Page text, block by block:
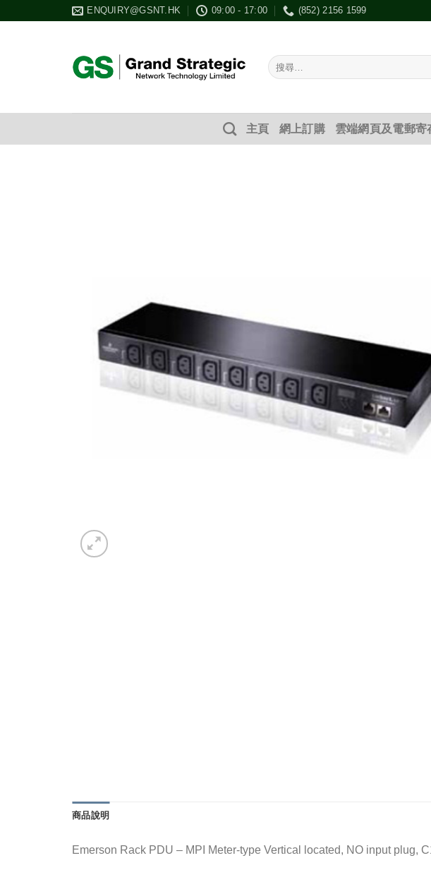
ENQUIRY@GSNT.HK 09:00 - 17:00 (852) 2156 1599
搜
尋：
主頁 網上訂購 雲端網頁及電郵寄
商品說明
Emerson Rack PDU – MPI Meter-type Vertical located, NO input plug,